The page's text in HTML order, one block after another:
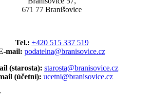
671 77 Branišovice
Tel.: +420 515 337 519
mail: podatelna@branisovice.cz
(starosta): starosta@branisovice.cz
(účetní): ucetni@branisovice.cz